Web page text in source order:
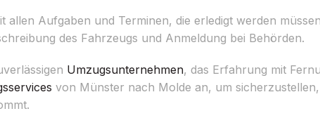
allen Aufgaben und Terminen, die erledigt werden
des Fahrzeugs und Anmeldung bei Behörden.
Umzugsunternehmen, das Erfahrung mit
von Münster nach Molde an, um